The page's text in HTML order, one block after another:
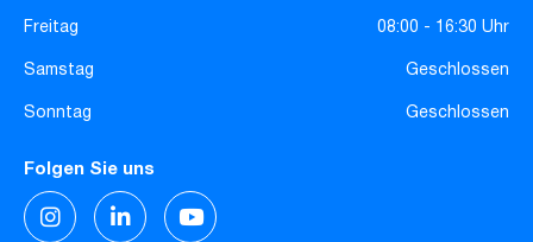
Freitag
08:00 - 16:30 Uhr
Samstag
Geschlossen
Sonntag
Geschlossen
Folgen Sie uns